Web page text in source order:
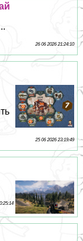
26 06 2026 21:24:10
25 06 2026 23:19:49